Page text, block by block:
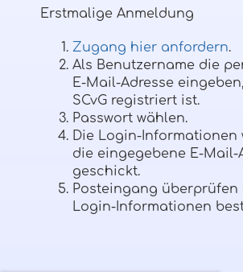
Erstmalige Anmeldung
Zugang hier anfordern.
Als Benutzername die
E-Mail-Adresse
SCvG registriert ist.
Passwort wählen.
Die Login-Informationen
die eingegebene E-Mail-
geschickt.
Posteingang überprüfen
Login-Informationen